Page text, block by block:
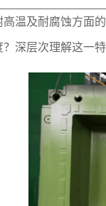
温及耐腐蚀方面
深层次理解这一